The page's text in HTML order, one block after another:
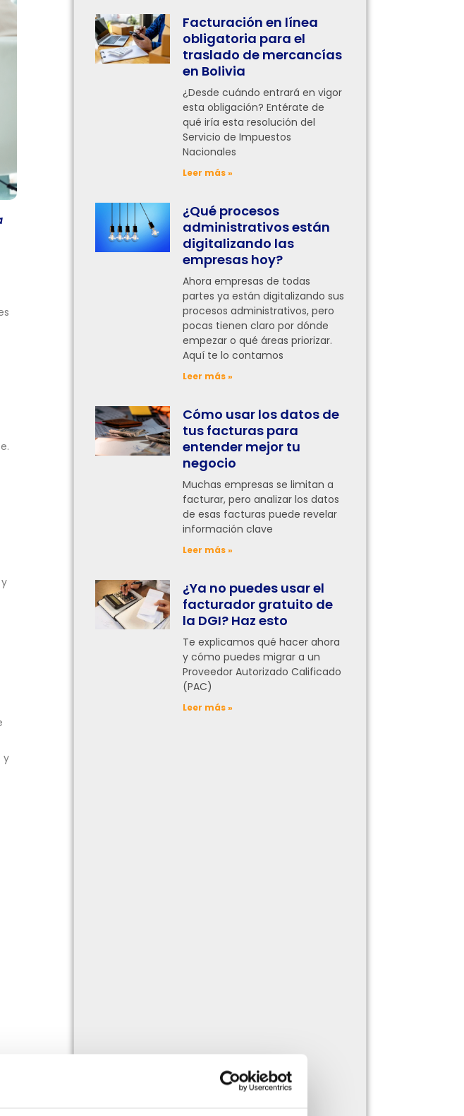
y
Facturación en línea
obligatoria para el
traslado de mercancías
en Bolivia
¿Desde cuándo entrará en vigor
esta obligación? Entérate de
qué iría esta resolución del
Servicio de Impuestos
Nacionales
Leer más »
¿Qué procesos
administrativos están
digitalizando las
empresas hoy?
Ahora empresas de todas
partes ya están digitalizando sus
procesos administrativos, pero
pocas tienen claro por dónde
empezar o qué áreas priorizar.
Aquí te lo contamos
Leer más »
Cómo usar los datos de
tus facturas para
entender mejor tu
negocio
Muchas empresas se limitan a
facturar, pero analizar los datos
de esas facturas puede revelar
información clave
Leer más »
¿Ya no puedes usar el
facturador gratuito de
la DGI? Haz esto
Te explicamos qué hacer ahora
y cómo puedes migrar a un
Proveedor Autorizado Calificado
(PAC)
Leer más »